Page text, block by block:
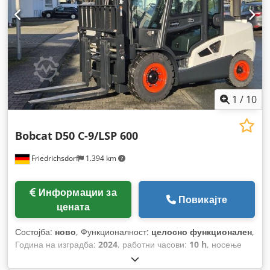
1 / 10
Friedrichsdorf 1.394 km
Bobcat D50 C-9/LSP 600
цената
Повикајте
Состојба: ново, Функционалност: целосно функционален,
Година на изградба: 2024, работни часови: 10 h, носење
, висина на подигнување: